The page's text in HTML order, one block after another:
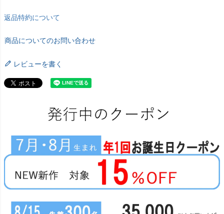
返品特約について
商品についてのお問い合わせ
レビューを書く